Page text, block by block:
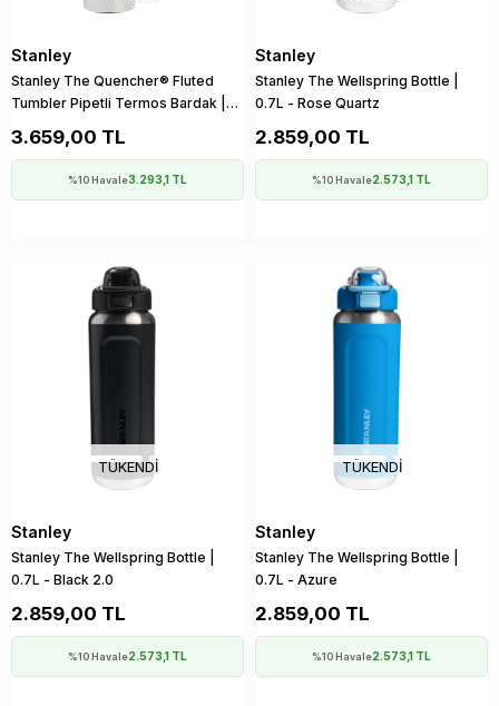
Stanley
Stanley The Quencher® Fluted
Tumbler Pipetli Termos Bardak |
3.659,00 TL
%10 Havale3.293,1 TL
Stanley
Stanley The Wellspring Bottle |
0.7L - Rose Quartz
2.859,00 TL
%10 Havale2.573,1 TL
TÜKENDI
Stanley
Stanley The Wellspring Bottle |
0.7L - Black 2.0
2.859,00 TL
%10 Havale2.573,1 TL
TÜKENDI
Stanley
Stanley The Wellspring Bottle |
0.7L - Azure
2.859,00 TL
%10 Havale2.573,1 TL